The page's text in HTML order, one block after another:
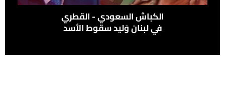
الكباش السعودي - القطري
في لبنان وَليد سقوط الأسد